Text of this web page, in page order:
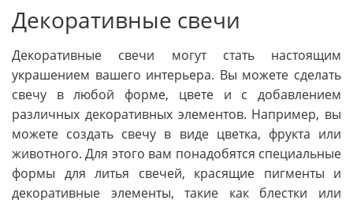
Декоративные свечи
Декоративные свечи могут стать настоящим
украшением вашего интерьера. Вы можете сделать
свечу в любой форме, цвете и с добавлением
различных декоративных элементов. Например, вы
можете создать свечу в виде цветка, фрукта или
животного. Для этого вам понадобятся специальные
формы для литья свечей, красящие пигменты и
декоративные элементы, такие как блестки или